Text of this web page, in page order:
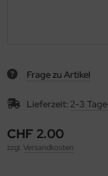
Frage zu Artikel
Lieferzeit: 2-3 Tage
CHF 2.00
zzgl. Versandkosten